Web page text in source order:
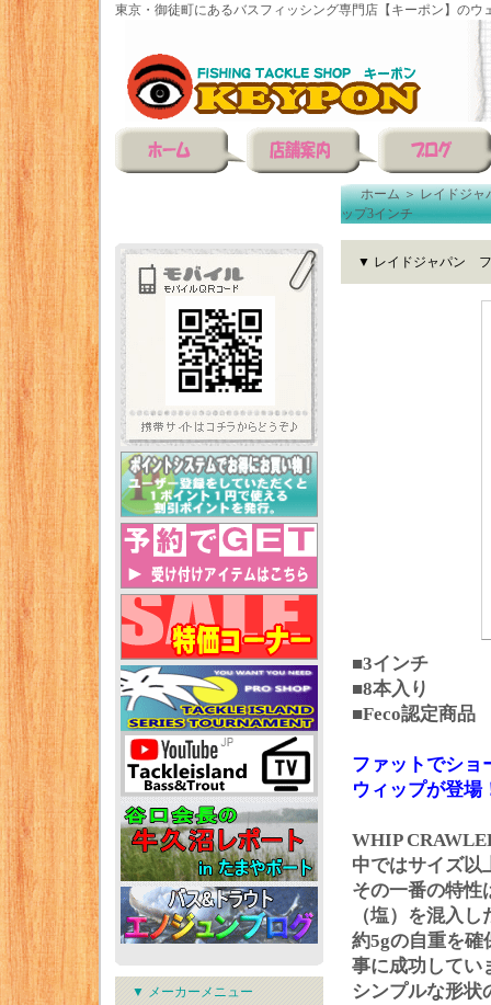
東京・御徒町にあるバスフィッシング専門店【キーポン】のウ
▼ メーカーメニュー
ホーム＞レイドジャ
ップ3インチ
▼ レイドジャパン フ
■3インチ
■8本入り
■Feco認定商品
ファットでショ
ウィップが登場
WHIP
中ではサイズ以
その一番の特性
（塩）を混入
約5gの自重を確
事に成功してい
シンプルな形状